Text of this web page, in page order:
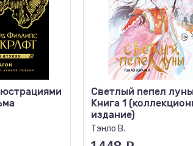
Светлый пепел
Книга 1
издание)
Тэнло В.